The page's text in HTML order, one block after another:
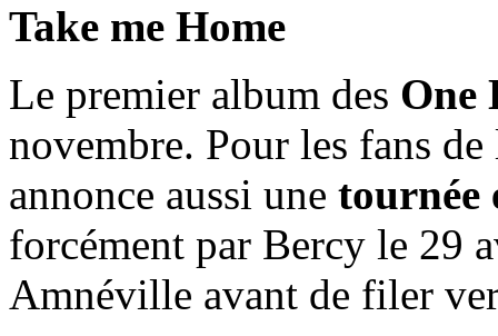
Take me Home
Le premier album des One
novembre. Pour les fans
annonce aussi une tournée
forcément par Bercy le 29
Amnéville avant de filer